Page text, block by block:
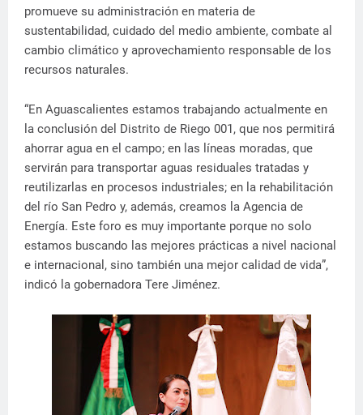
promueve su administración en materia de
sustentabilidad, cuidado del medio ambiente, combate al
cambio climático y aprovechamiento responsable de los
recursos naturales.
“En Aguascalientes estamos trabajando actualmente en
la conclusión del Distrito de Riego 001, que nos permitirá
ahorrar agua en el campo; en las líneas moradas, que
servirán para transportar aguas residuales tratadas y
reutilizarlas en procesos industriales; en la rehabilitación
del río San Pedro y, además, creamos la Agencia de
Energía. Este foro es muy importante porque no solo
estamos buscando las mejores prácticas a nivel nacional
e internacional, sino también una mejor calidad de vida”,
indicó la gobernadora Tere Jiménez.